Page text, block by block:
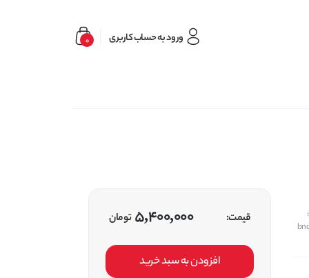
ورود به حساب کاربری 0
قیمت: 5,400,000 تومان
افزودن به سبد خرید